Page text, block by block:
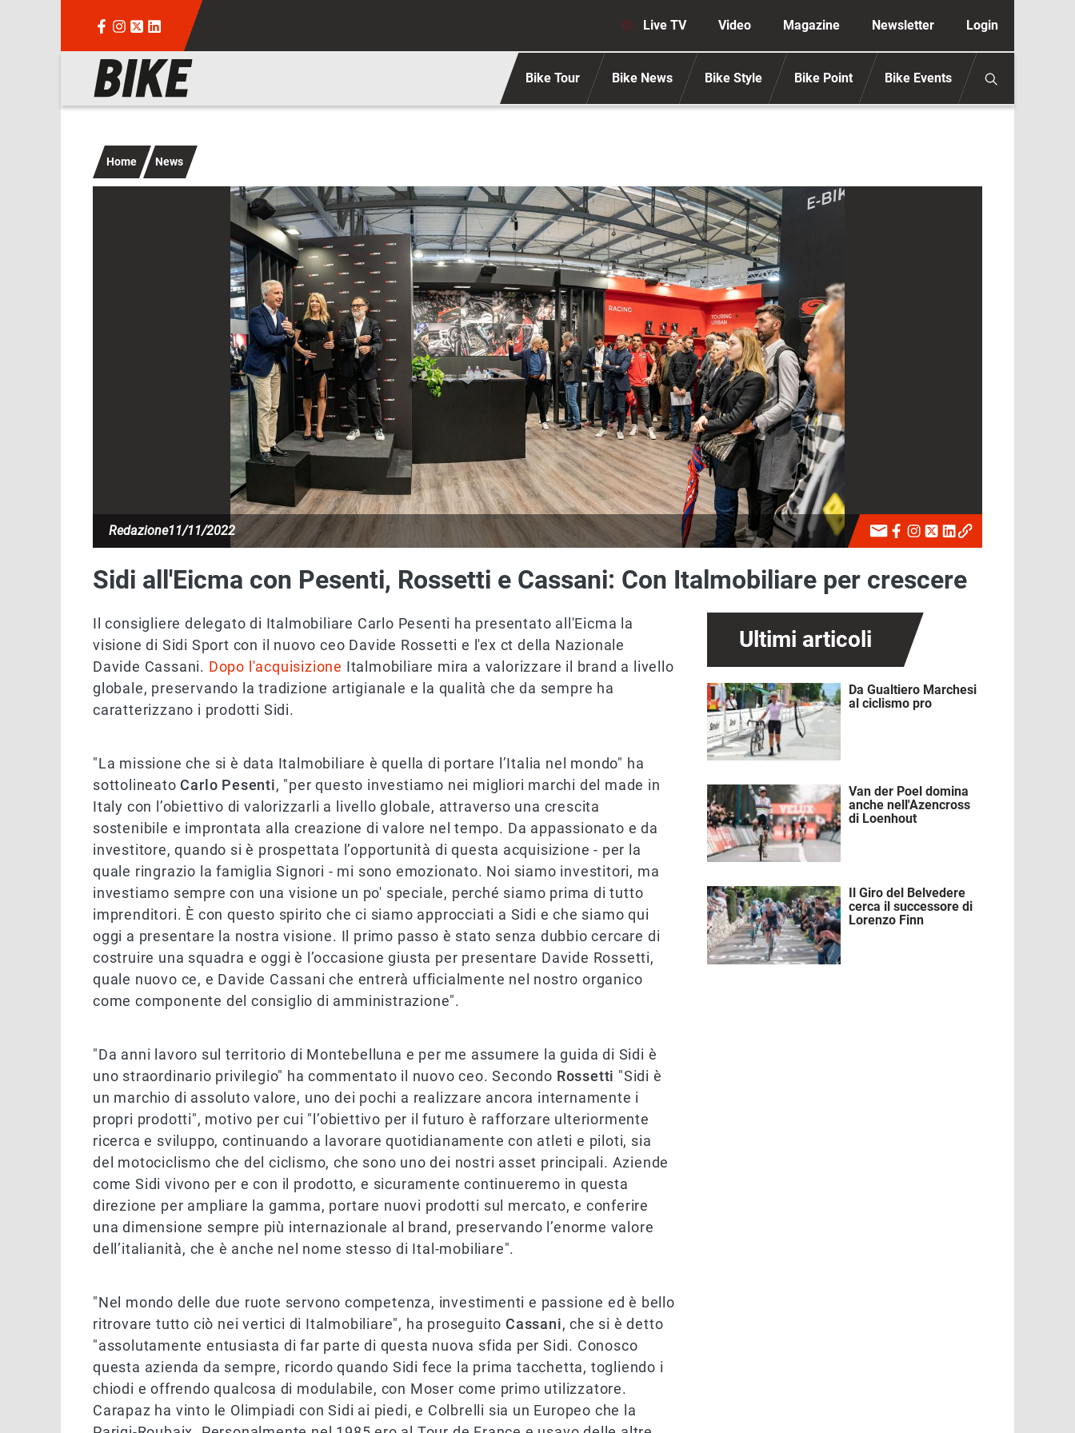
Navigazione secondaria anonimo
Live TV Video Magazine Newsletter Login
Navigazione principale Bike Tour Bike News Bike Style Bike Point Bike Events
Home News
Immagine
Redazione11/11/2022
Sidi all'Eicma con Pesenti, Rossetti e Cassani: Con Italmobiliare per crescere
Il consigliere delegato di Italmobiliare Carlo Pesenti ha presentato all'Eicma la
visione di Sidi Sport con il nuovo ceo Davide Rossetti e l'ex ct della Nazionale
Davide Cassani. Dopo l'acquisizione Italmobiliare mira a valorizzare il brand a livello
globale, preservando la tradizione artigianale e la qualità che da sempre ha
caratterizzano i prodotti Sidi.
"La missione che si è data Italmobiliare è quella di portare l’Italia nel mondo" ha
sottolineato Carlo Pesenti, "per questo investiamo nei migliori marchi del made in
Italy con l’obiettivo di valorizzarli a livello globale, attraverso una crescita
sostenibile e improntata alla creazione di valore nel tempo. Da appassionato e da
investitore, quando si è prospettata l’opportunità di questa acquisizione - per la
quale ringrazio la famiglia Signori - mi sono emozionato. Noi siamo investitori, ma
investiamo sempre con una visione un po' speciale, perché siamo prima di tutto
imprenditori. È con questo spirito che ci siamo approcciati a Sidi e che siamo qui
oggi a presentare la nostra visione. Il primo passo è stato senza dubbio cercare di
costruire una squadra e oggi è l’occasione giusta per presentare Davide Rossetti,
quale nuovo ce, e Davide Cassani che entrerà ufficialmente nel nostro organico
come componente del consiglio di amministrazione".
"Da anni lavoro sul territorio di Montebelluna e per me assumere la guida di Sidi è
uno straordinario privilegio" ha commentato il nuovo ceo. Secondo Rossetti "Sidi è
un marchio di assoluto valore, uno dei pochi a realizzare ancora internamente i
propri prodotti", motivo per cui "l’obiettivo per il futuro è rafforzare ulteriormente
ricerca e sviluppo, continuando a lavorare quotidianamente con atleti e piloti, sia
del motociclismo che del ciclismo, che sono uno dei nostri asset principali. Aziende
come Sidi vivono per e con il prodotto, e sicuramente continueremo in questa
direzione per ampliare la gamma, portare nuovi prodotti sul mercato, e conferire
una dimensione sempre più internazionale al brand, preservando l’enorme valore
dell’italianità, che è anche nel nome stesso di Ital-mobiliare".
"Nel mondo delle due ruote servono competenza, investimenti e passione ed è bello
ritrovare tutto ciò nei vertici di Italmobiliare", ha proseguito Cassani, che si è detto
"assolutamente entusiasta di far parte di questa nuova sfida per Sidi. Conosco
questa azienda da sempre, ricordo quando Sidi fece la prima tacchetta, togliendo i
chiodi e offrendo qualcosa di modulabile, con Moser come primo utilizzatore.
Carapaz ha vinto le Olimpiadi con Sidi ai piedi, e Colbrelli sia un Europeo che la
Ultimi articoli
Immagine
Da Gualtiero Marchesi
al ciclismo pro
Immagine
Van der Poel domina
anche nell'Azencross
di Loenhout
Immagine
Il Giro del Belvedere
cerca il successore di
Lorenzo Finn